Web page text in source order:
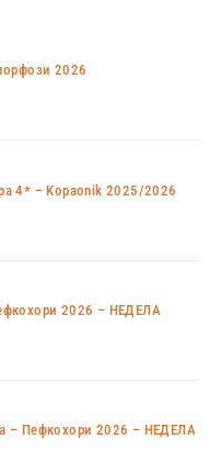
2026
4* – Kopaonik 2025/2026
2026 – НЕДЕЛА
– Пефкохори 2026 – НЕДЕЛА